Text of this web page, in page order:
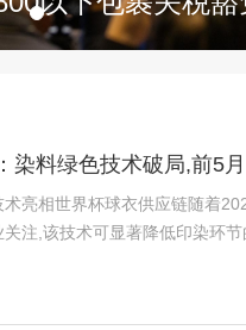
染料绿色技术破局,前5
亮相世界杯球衣供应链随着
注,该技术可显著降低印染环